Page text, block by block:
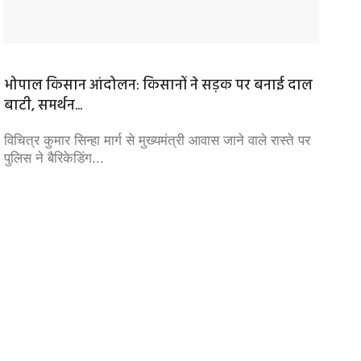
भोपाल किसान आंदोलन: किसानों ने सड़क पर बनाई दाल
बाटी, समर्थन...
विचित्र कुमार सिन्हा मार्ग से मुख्यमंत्री आवास जाने वाले रास्ते पर
पुलिस ने बैरिकेडिंग...